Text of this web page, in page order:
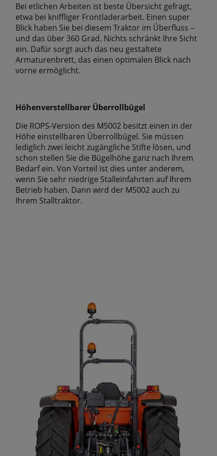
Bei etlichen Arbeiten ist beste Übersicht gefragt,
etwa bei kniffliger Frontladerarbeit. Einen super
Blick haben Sie bei diesem Traktor im Überfluss –
und das über 360 Grad. Nichts schränkt Ihre Sicht
ein. Dafür sorgt auch das neu gestaltete
Armaturenbrett, das einen optimalen Blick nach
vorne ermöglicht.
Höhenverstellbarer Überrollbügel
Die ROPS-Version des M5002 besitzt einen in der
Höhe einstellbaren Überrollbügel. Sie müssen
lediglich zwei leicht zugängliche Stifte lösen, und
schon stellen Sie die Bügelhöhe ganz nach Ihrem
Bedarf ein. Von Vorteil ist dies unter anderem,
wenn Sie sehr niedrige Stalleinfahrten auf Ihrem
Betrieb haben. Dann wird der M5002 auch zu
Ihrem Stalltraktor.